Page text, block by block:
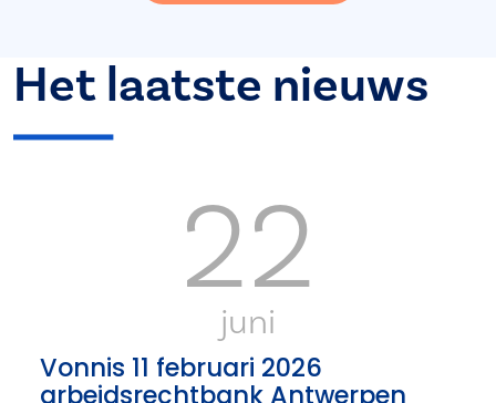
Het laatste nieuws
22
juni
Vonnis 11 februari 2026
arbeidsrechtbank Antwerpen